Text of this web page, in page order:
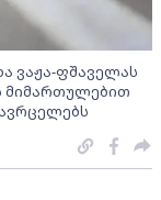
ვაჟა-ფშაველას
მიმართულებით